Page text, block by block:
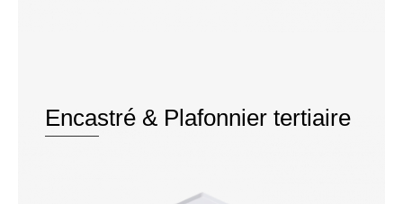
Encastré & Plafonnier tertiaire